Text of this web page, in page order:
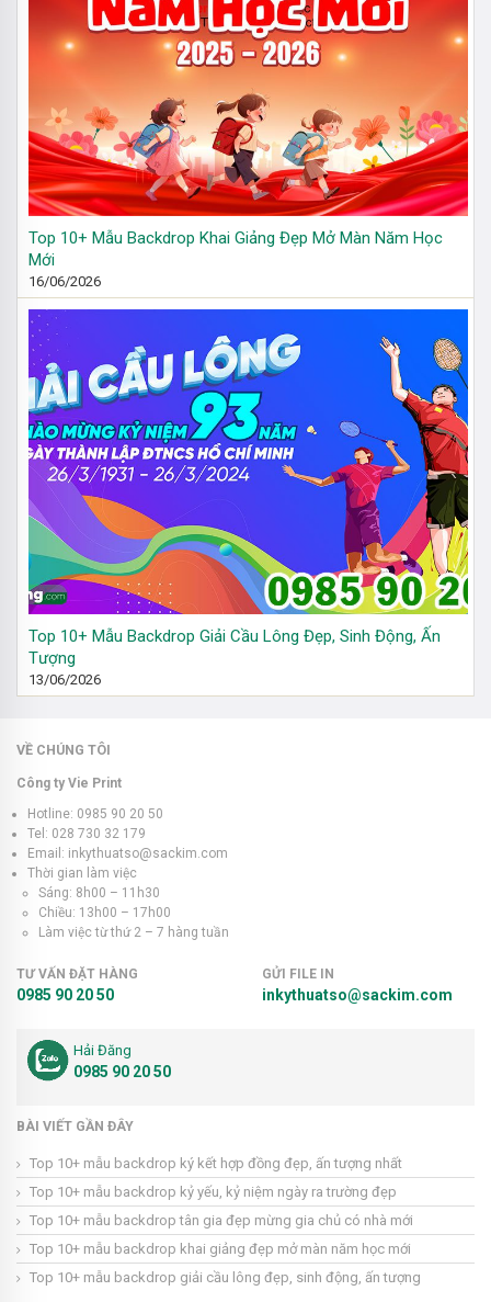
Top 10+ Mẫu Backdrop Khai Giảng Đẹp Mở Màn Năm Học
Mới
16/06/2026
Top 10+ Mẫu Backdrop Giải Cầu Lông Đẹp, Sinh Động, Ấn
Tượng
13/06/2026
VỀ CHÚNG TÔI
Công ty Vie Print
Hotline: 0985 90 20 50
Tel: 028 730 32 179
Email: inkythuatso@sackim.com
Thời gian làm việc
Sáng: 8h00 – 11h30
Chiều: 13h00 – 17h00
Làm việc từ thứ 2 – 7 hàng tuần
TƯ VẤN ĐẶT HÀNG
0985 90 20 50
GỬI FILE IN
inkythuatso@sackim.com
Hải Đăng
0985 90 20 50
BÀI VIẾT GẦN ĐÂY
Top 10+ mẫu backdrop ký kết hợp đồng đẹp, ấn tượng nhất
Top 10+ mẫu backdrop kỷ yếu, kỷ niệm ngày ra trường đẹp
Top 10+ mẫu backdrop tân gia đẹp mừng gia chủ có nhà mới
Top 10+ mẫu backdrop khai giảng đẹp mở màn năm học mới
Top 10+ mẫu backdrop giải cầu lông đẹp, sinh động, ấn tượng